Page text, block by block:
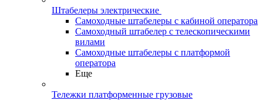
Штабелеры электрические
Самоходные штабелеры с кабиной оператора
Самоходный штабелер с телескопическими
вилами
Самоходные штабелеры с платформой
оператора
Еще
Тележки платформенные грузовые